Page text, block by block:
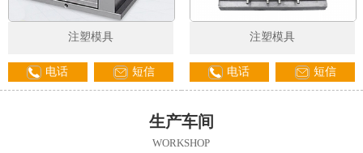
注塑模具
电话 短信
注塑模具
电话 短信
生产车间
WORKSHOP